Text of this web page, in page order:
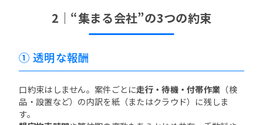
2｜“集まる会社”の3つの約束
① 透明な報酬
口約束はしません。案件ごとに走行・待機・付帯作業 （検
品・設置など）の内訳を紙（またはクラウド）に残しま
す。